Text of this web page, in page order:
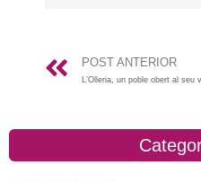
POST ANTERIOR
L’Olleria, un poble obert al seu